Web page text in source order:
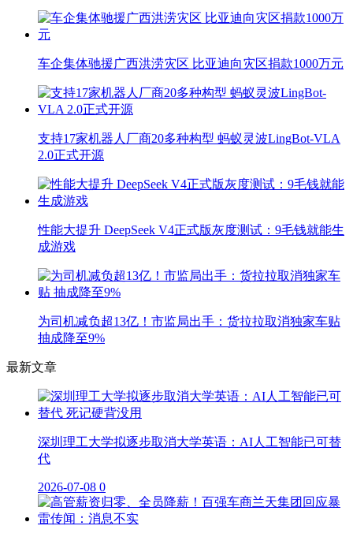
车企集体驰援广西洪涝灾区 比亚迪向灾区捐款1000万元
支持17家机器人厂商20多种构型 蚂蚁灵波LingBot-VLA
2.0正式开源
性能大提升 DeepSeek V4正式版灰度测试：9毛钱就能生
成游戏
为司机减负超13亿！市监局出手：货拉拉取消独家车贴
抽成降至9%
最新文章
深圳理工大学拟逐步取消大学英语：AI人工智能已可替
代
2026-07-08 0